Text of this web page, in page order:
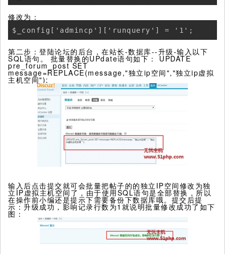
修改为：
$_config['admincp']['runquery'] = '1';
第二步：登陆论坛的后台，在站长-数据库--升级-输入以下
SQL语句。 批量替换的UPdate语句如下： UPDATE
pre_forum_post SET
message=REPLACE(message,"独立ip空间","独立ip虚拟
主机空间");
输入后点击提交就可会批量把帖子的的独立IP空间修改为独
立IP虚拟主机空间了，由于使用SQL语句是全部替换，所以
在操作前小编还是提示下需要备份下数据库哦。提交后提
示：升级成功，影响记录行数为1就说明批量修改成功了如下
图：